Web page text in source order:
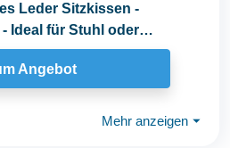
Leder Sitzkissen -
Ideal für Stuhl oder
Angebot
Mehr anzeigen ⏷